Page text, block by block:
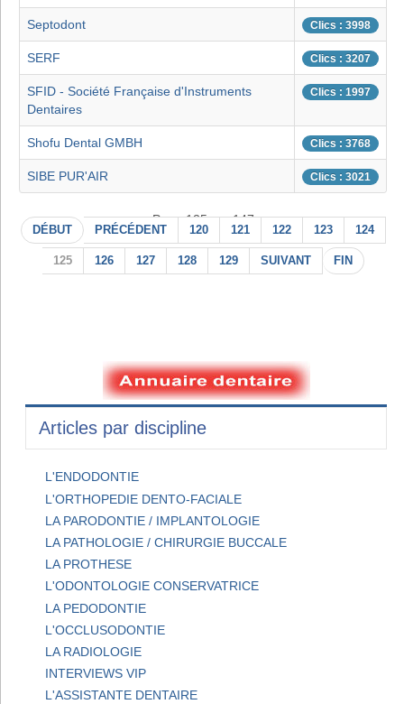
Septodont Clics : 3998
SERF Clics : 3207
SFID - Société Française d'Instruments
Dentaires
Clics : 1997
Shofu Dental GMBH Clics : 3768
SIBE PUR'AIR Clics : 3021
Page 125 sur 147
DÉBUT PRÉCÉDENT 120 121 122 123 124
125 126 127 128 129 SUIVANT FIN
Articles par discipline
L'ENDODONTIE
L'ORTHOPEDIE DENTO-FACIALE
LA PARODONTIE / IMPLANTOLOGIE
LA PATHOLOGIE / CHIRURGIE BUCCALE
LA PROTHESE
L'ODONTOLOGIE CONSERVATRICE
LA PEDODONTIE
L'OCCLUSODONTIE
LA RADIOLOGIE
INTERVIEWS VIP
L'ASSISTANTE DENTAIRE